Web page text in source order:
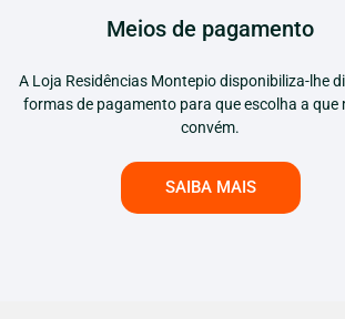
Meios de pagamento
A Loja Residências Montepio disponibiliza-lhe
formas de pagamento para que escolha a que
convém.
SAIBA MAIS